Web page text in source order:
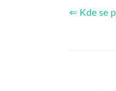
⇐ Kde se